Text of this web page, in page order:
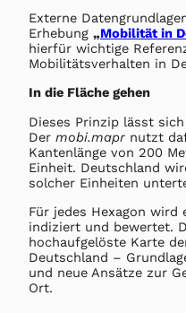
Externe
Erhebung „Mobilität in
hierfür wichtige
Mobilitätsverhalten in
In die Fläche gehen
Dieses Prinzip lässt
Der mobi.mapr nutzt
Kantenlänge von 200
Einheit. Deutschland
solcher Einheiten
Für jedes Hexagon
indiziert und bewertet.
hochaufgelöste Karte
Deutschland –
und neue Ansätze zur
Ort.